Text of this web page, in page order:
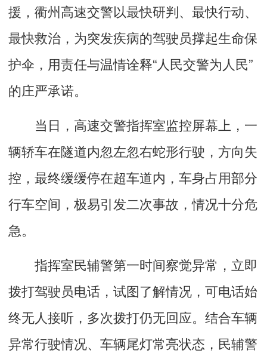
援，衢州高速交警以最快研判、最快行动、
最快救治，为突发疾病的驾驶员撑起生命保
护伞，用责任与温情诠释“人民交警为人民”
的庄严承诺。
当日，高速交警指挥室监控屏幕上，一
辆轿车在隧道内忽左忽右蛇形行驶，方向失
控，最终缓缓停在超车道内，车身占用部分
行车空间，极易引发二次事故，情况十分危
急。
指挥室民辅警第一时间察觉异常，立即
拨打驾驶员电话，试图了解情况，可电话始
终无人接听，多次拨打仍无回应。结合车辆
异常行驶情况、车辆尾灯常亮状态，民辅警